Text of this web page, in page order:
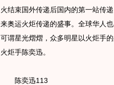
火结束国外传递后国内的第一站传
来奥运火炬传递的盛事。全球华人
可谓星光熠熠，众多明星以火炬手
火炬手陈奕迅。
陈奕迅113